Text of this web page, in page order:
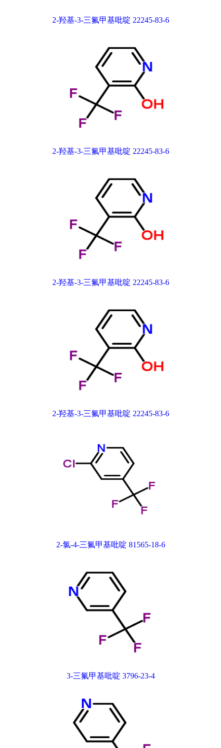
2-羟基-3-三氟甲基吡啶 22245-83-6
2-羟基-3-三氟甲基吡啶 22245-83-6
2-羟基-3-三氟甲基吡啶 22245-83-6
2-羟基-3-三氟甲基吡啶 22245-83-6
2-氯-4-三氟甲基吡啶 81565-18-6
3-三氟甲基吡啶 3796-23-4